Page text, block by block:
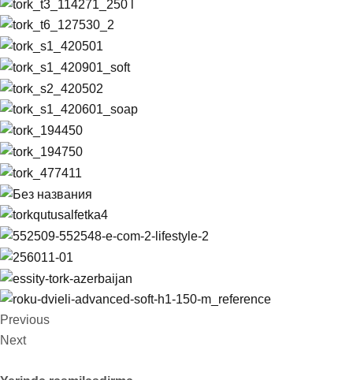
Previous
Next